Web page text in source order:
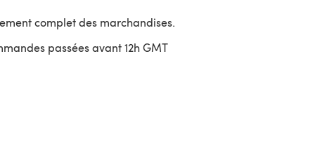
complet des marchandises.
passées avant 12h GMT